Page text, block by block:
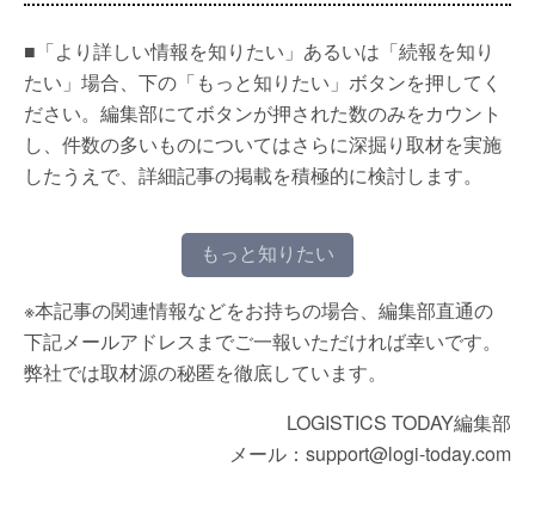
■「より詳しい情報を知りたい」あるいは「続報を知り
たい」場合、下の「もっと知りたい」ボタンを押してく
ださい。編集部にてボタンが押された数のみをカウント
し、件数の多いものについてはさらに深掘り取材を実施
したうえで、詳細記事の掲載を積極的に検討します。
もっと知りたい
※本記事の関連情報などをお持ちの場合、編集部直通の
下記メールアドレスまでご一報いただければ幸いです。
弊社では取材源の秘匿を徹底しています。
LOGISTICS TODAY編集部
メール：support@logi-today.com